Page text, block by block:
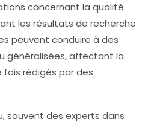
concernant la qualité
les résultats de recherche
peuvent conduire à des
généralisées, affectant la
rédigés par des
souvent des experts dans